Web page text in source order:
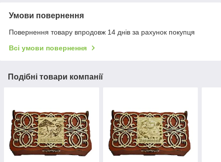
Умови повернення
Повернення товару впродовж 14 днів за рахунок покупця
Всі умови повернення
Подібні товари компанії